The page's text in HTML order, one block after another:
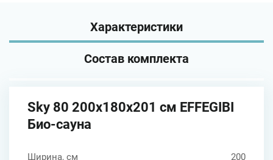
Характеристики
Состав комплекта
Sky 80 200x180x201 см EFFEGIBI
Био-сауна
Ширина, см 200